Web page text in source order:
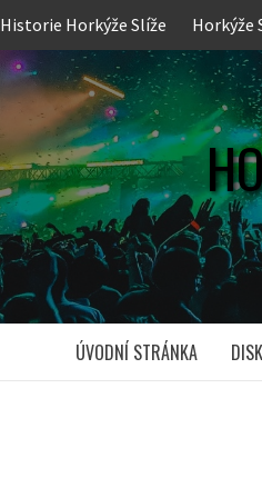
Historie Horkýže Slíže Horkýže
ÚVODNÍ STRÁNKA